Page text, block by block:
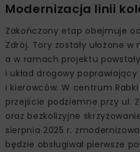
Modernizacja linii
Zakończony etap obejmuje
Zdrój. Tory zostały ułożone w
a w ramach projektu
i układ drogowy
i kierowców. W centrum
przejście podziemne przy ul.
oraz bezkolizyjne
sierpnia 2025 r.
będzie obsługiwał pierwsze